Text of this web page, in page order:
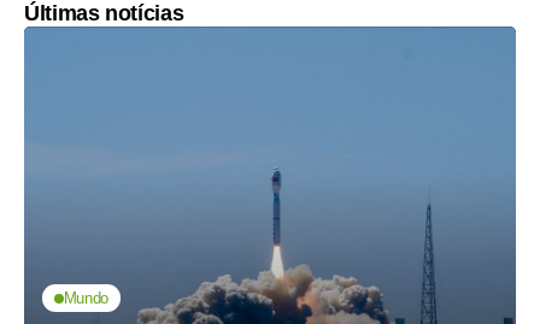
Últimas notícias
Mundo